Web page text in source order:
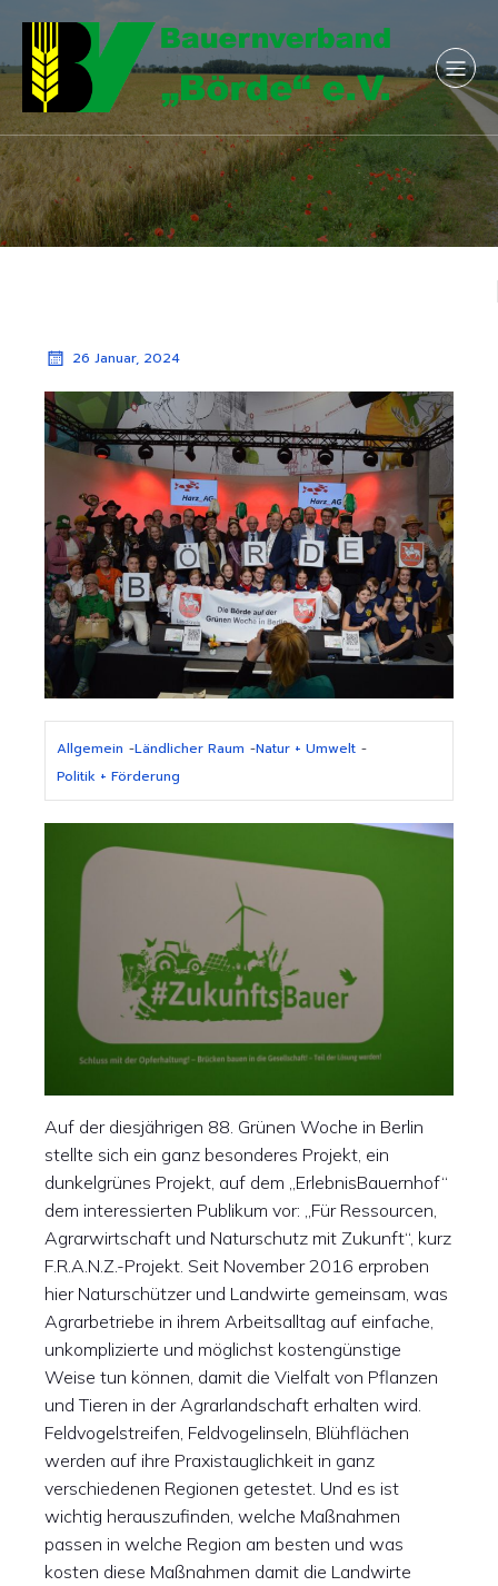
26 Januar, 2024
Allgemein -Ländlicher Raum -Natur + Umwelt -
Politik + Förderung
Auf der diesjährigen 88. Grünen Woche in Berlin
stellte sich ein ganz besonderes Projekt, ein
dunkelgrünes Projekt, auf dem „ErlebnisBauernhof“
dem interessierten Publikum vor: „Für Ressourcen,
Agrarwirtschaft und Naturschutz mit Zukunft“, kurz
F.R.A.N.Z.-Projekt. Seit November 2016 erproben
hier Naturschützer und Landwirte gemeinsam, was
Agrarbetriebe in ihrem Arbeitsalltag auf einfache,
unkomplizierte und möglichst kostengünstige
Weise tun können, damit die Vielfalt von Pflanzen
und Tieren in der Agrarlandschaft erhalten wird.
Feldvogelstreifen, Feldvogelinseln, Blühflächen
werden auf ihre Praxistauglichkeit in ganz
verschiedenen Regionen getestet. Und es ist
wichtig herauszufinden, welche Maßnahmen
passen in welche Region am besten und was
kosten diese Maßnahmen damit die Landwirte